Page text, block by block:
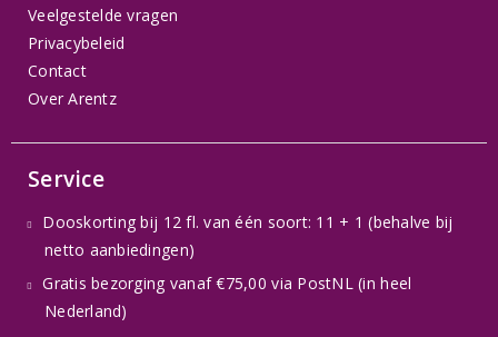
Veelgestelde vragen
Privacybeleid
Contact
Over Arentz
Service
Dooskorting bij 12 fl. van één soort: 11 + 1 (behalve bij
netto aanbiedingen)
Gratis bezorging vanaf €75,00 via PostNL (in heel
Nederland)